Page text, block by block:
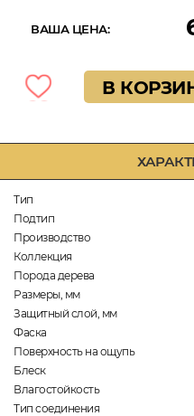
Тип
Подтип
Производство
Коллекция
Порода дерева
Размеры, мм
Защитный слой, мм
Фаска
Поверхность на ощупь
Блеск
Влагостойкость
Тип соединения
ВАША ЦЕНА:
В